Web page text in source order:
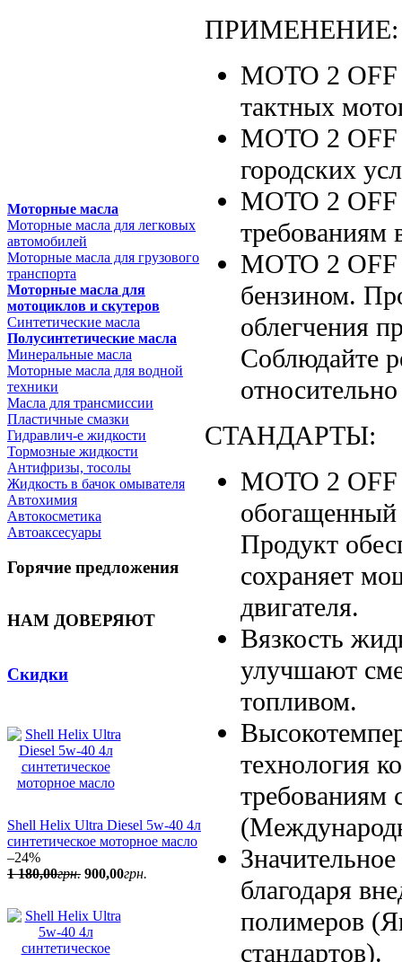
Моторные масла
Моторные масла для легковых
автомобилей
Моторные масла для грузового
транспорта
Моторные масла для
мотоциклов и скутеров
Синтетические масла
Полусинтетические масла
Минеральные масла
Моторные масла для водной
техники
Масла для трансмиссии
Пластичные смазки
Гидравлич-е жидкости
Тормозные жидкости
Антифризы, тосолы
Жидкость в бачок омывателя
Автохимия
Автокосметика
Автоаксесуары
Горячие предложения
НАМ ДОВЕРЯЮТ
Скидки
Shell Helix Ultra Diesel 5w-40 4л
синтетическое моторное масло
–24%
1 180,00грн. 900,00грн.
ПРИМЕНЕНИЕ:
MOTO 2 OFF
тактных
MOTO 2 OFF
городских
MOTO 2 OFF
требованиям
MOTO 2
бензином.
облегчения
Соблюдайте
СТАНДАРТЫ:
MOTO 2
обогащенный
Продукт
сохраняет
двигателя.
Вязкость
улучшают
топливом.
технология
требованиям
благодаря
полимеров
стандартов).